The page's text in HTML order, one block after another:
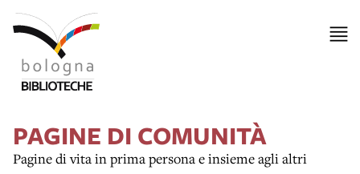
PAGINE DI COMUNITÀ
Pagine di vita in prima persona e insieme agli altri